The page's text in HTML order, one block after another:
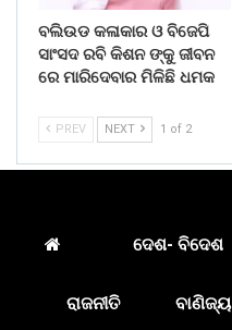
ବଲିଉଡ କଳାକାର ଓ ବିଜେପି
ସାଂସଦ ରବି କିଶନ ଙ୍କୁ ଜୀବନ
ରେ ମାରିଦେବାର ମିଳିଛି ଧମକ
PREV NEXT 1 of 2
ଦେଶ- ବିଦେଶ
ରାଜନୀତି ବାଣିଜ୍ୟ